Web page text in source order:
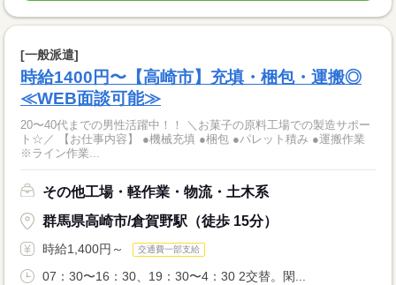
[一般派遣]
時給1400円〜【高崎市】充填・梱包・運搬◎
≪WEB面談可能≫
20〜40代までの男性活躍中！！ ＼お菓子の原料工場での製造サポー
ト☆／ 【お仕事内容】 ●機械充填 ●梱包 ●パレット積み ●運搬作業
※ライン作業...
その他工場・軽作業・物流・土木系
群馬県高崎市/倉賀野駅（徒歩 15分）
時給1,400円～ 交通費一部支給
07：30〜16：30、19：30〜4：30 2交替。閑...